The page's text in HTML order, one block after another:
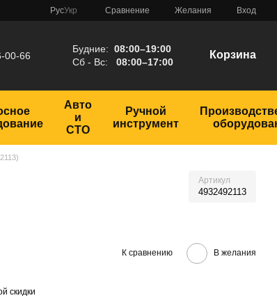
РусУкр Сравнение Желания Вход
00-66
Будние: 08:00–19:00
Сб - Вс: 08:00–17:00
Корзина
Авто
и
СТО
Ручной
инструмент
Артикул
4932492113
К сравнению В желания
скидки